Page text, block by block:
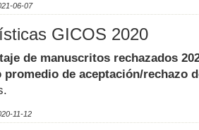
06-07
GICOS 2020
de manuscritos rechazados
promedio de aceptación/rechazo
11-12